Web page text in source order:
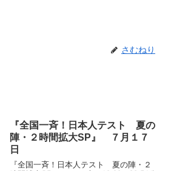
さむねり
『全国一斉！日本人テスト 夏の
陣・２時間拡大SP』 ７月１７
日
『全国一斉！日本人テスト 夏の陣・２